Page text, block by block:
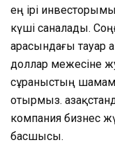
ең ірі
күші саналады.
арасындағы тауар
доллар межесіне
сұраныстың
отырмыз.
компания бизнес
басшысы.